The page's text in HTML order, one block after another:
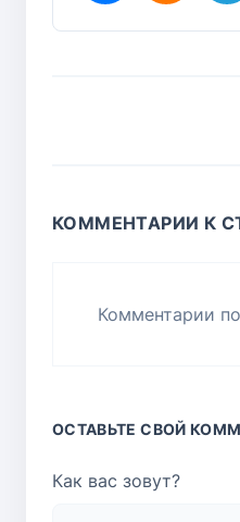
КОММЕНТАРИИ К
Комментарии
ОСТАВЬТЕ СВОЙ
Как вас зовут?